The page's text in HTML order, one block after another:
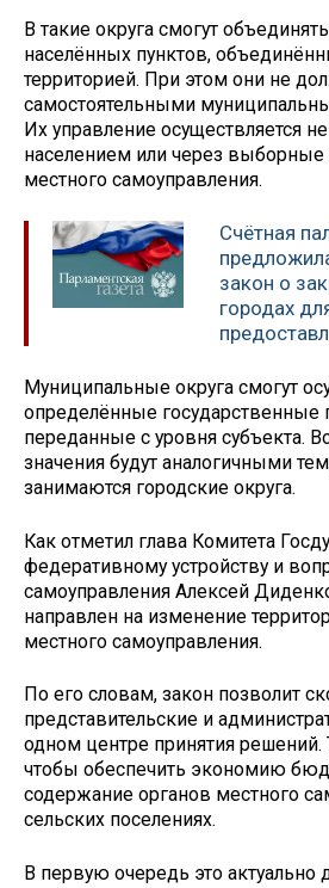
В такие округа смогут
населённых пунктов,
территорией. При этом они не
самостоятельными
Их управление осуществляется
населением или через
местного самоуправления.
Счётная
закон о
городах
Муниципальные округа смогут
определённые государственные
переданные с уровня субъекта.
значения будут аналогичными
занимаются городские округа.
Как отметил глава Комитета
федеративному устройству и
самоуправления Алексей
направлен на изменение
местного самоуправления.
По его словам, закон позволит
представительские и
одном центре принятия
чтобы обеспечить экономию
содержание органов местного
сельских поселениях.
В первую очередь это актуально